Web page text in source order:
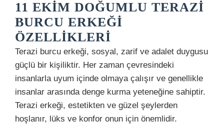
11 EKIM DOĞUMLU TERAZI
BURCU ERKEĞI
ÖZELLIKLERI
Terazi burcu erkeği, sosyal, zarif ve adalet duygusu
güçlü bir kişiliktir. Her zaman çevresindeki
insanlarla uyum içinde olmaya çalışır ve genellikle
insanlar arasında denge kurma yeteneğine sahiptir.
Terazi erkeği, estetikten ve güzel şeylerden
hoşlanır, lüks ve konfor onun için önemlidir.